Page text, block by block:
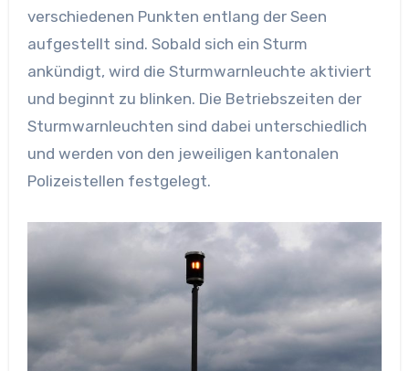
verschiedenen Punkten entlang der Seen
aufgestellt sind. Sobald sich ein Sturm
ankündigt, wird die Sturmwarnleuchte aktiviert
und beginnt zu blinken. Die Betriebszeiten der
Sturmwarnleuchten sind dabei unterschiedlich
und werden von den jeweiligen kantonalen
Polizeistellen festgelegt.